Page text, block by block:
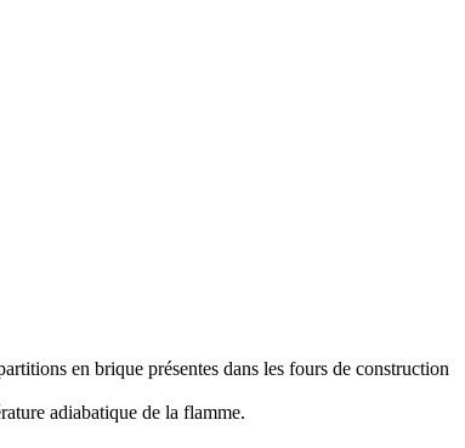
en brique présentes dans les fours de construction
adiabatique de la flamme.